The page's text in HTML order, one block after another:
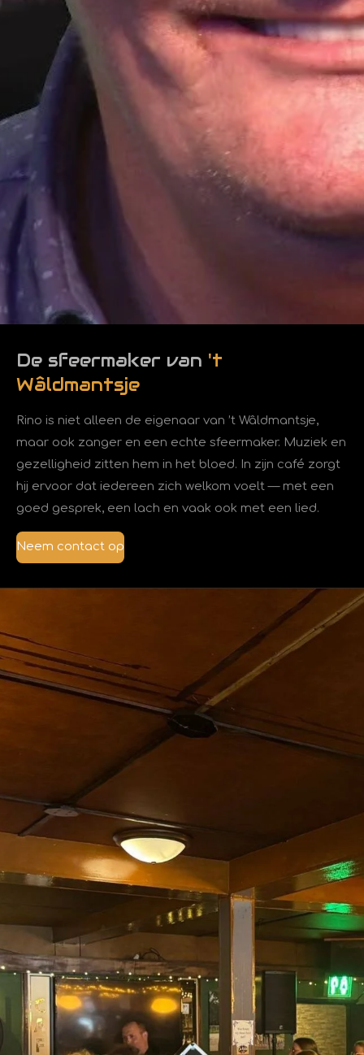
De sfeermaker van 't
Wâldmantsje
Rino is niet alleen de eigenaar van ’t Wâldmantsje,
maar ook zanger en een echte sfeermaker. Muziek en
gezelligheid zitten hem in het bloed. In zijn café zorgt
hij ervoor dat iedereen zich welkom voelt — met een
goed gesprek, een lach en vaak ook met een lied.
Neem contact op